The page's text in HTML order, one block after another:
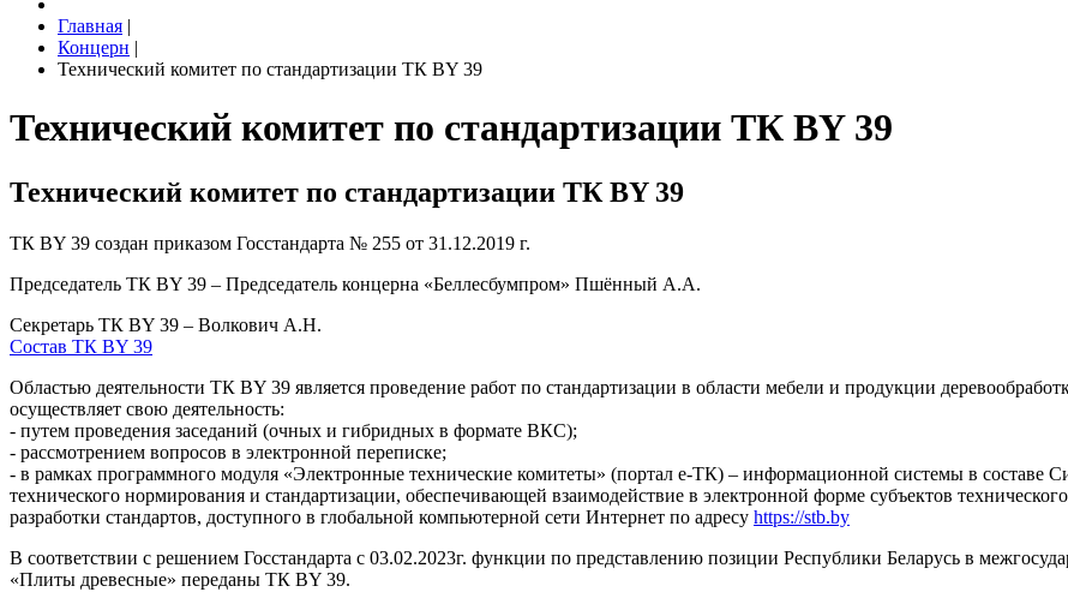
Главная |
Концерн |
Технический комитет по стандартизации ТК BY 39
Технический комитет по стандартизации ТК BY 39
Технический комитет по стандартизации ТК BY 39
ТК BY 39 создан приказом Госстандарта № 255 от 31.12.2019 г.
Председатель ТК BY 39 – Председатель концерна «Беллесбумпром» Пшённый А.А.
Секретарь ТК BY 39 – Волкович А.Н.
Состав ТК BY 39
Областью деятельности ТК BY 39 является проведение работ по стандартизации в области мебели и продукции
осуществляет свою деятельность:
- путем проведения заседаний (очных и гибридных в формате ВКС);
- рассмотрением вопросов в электронной переписке;
- в рамках программного модуля «Электронные технические комитеты» (портал е-ТК) – информационной системы в составе
технического нормирования и стандартизации, обеспечивающей взаимодействие в электронной форме субъектов
разработки стандартов, доступного в глобальной компьютерной сети Интернет по адресу https://stb.by
В соответствии с решением Госстандарта с 03.02.2023г. функции по представлению позиции Республики Беларусь в
«Плиты древесные» переданы ТК BY 39.